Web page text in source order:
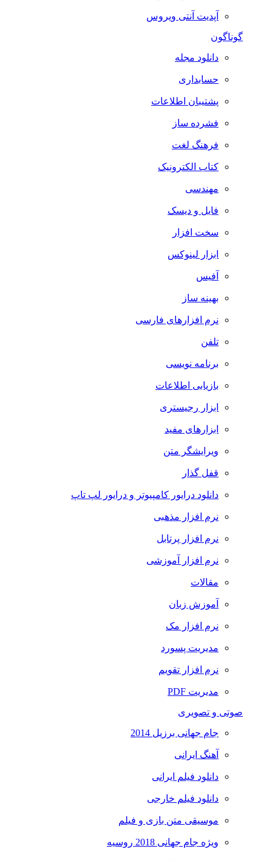
آپدیت آنتی ویروس
گوناگون
دانلود مجله
حسابداری
پشتیبان اطلاعات
فشرده ساز
فرهنگ لغت
کتاب الکترونیک
مهندسی
فایل و دیسک
سخت افزار
ابزار لینوکس
آفیس
بهینه ساز
نرم افزارهای فارسی
تلفن
برنامه نویسی
بازیابی اطلاعات
ابزار رجیستری
ابزارهای مفید
ویرایشگر متن
قفل گذار
دانلود درایور کامپیوتر و درایور لپ تاپ
نرم افزار مذهبی
نرم افزار پرتابل
نرم افزار آموزشی
مقالات
آموزش زبان
نرم افزار مک
مدیریت پسورد
نرم افزار تقویم
مدیریت PDF
صوتی و تصویری
جام جهانی برزیل 2014
آهنگ ایرانی
دانلود فیلم ایرانی
دانلود فیلم خارجی
موسیقی متن بازی و فیلم
ویژه جام جهانی 2018 روسیه